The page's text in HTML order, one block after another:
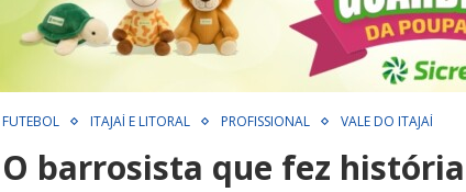
FUTEBOL ITAJAÍ E LITORAL PROFISSIONAL VALE DO ITAJAÍ
O barrosista que fez